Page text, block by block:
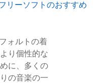
リーソフトのおすすめ
ォルトの着
り個性的な
に、多くの
の音楽の一